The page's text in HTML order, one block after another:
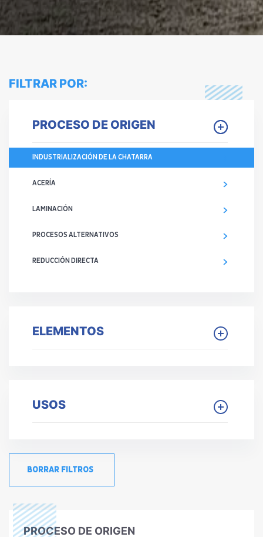
FILTRAR POR:
PROCESO DE ORIGEN
INDUSTRIALIZACIÓN DE LA CHATARRA
ACERÍA
LAMINACIÓN
PROCESOS ALTERNATIVOS
REDUCCIÓN DIRECTA
ELEMENTOS
USOS
BORRAR FILTROS
PROCESO DE ORIGEN